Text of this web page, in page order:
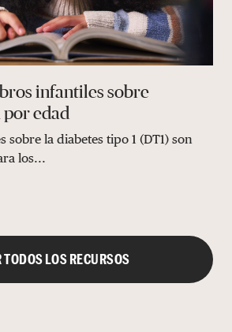
infantiles sobre
por edad
sobre la diabetes tipo 1 (DT1) son
los...
TODOS LOS RECURSOS